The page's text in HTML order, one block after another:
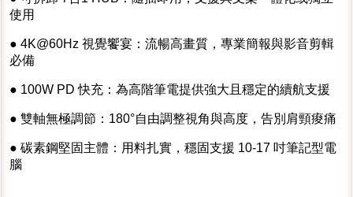
使用
● 4K@60Hz 視覺饗宴：流暢高畫質，專業簡報與影音剪輯
必備
● 100W PD 快充：為高階筆電提供強大且穩定的續航支援
● 雙軸無極調節：180°自由調整視角與高度，告別肩頸痠痛
● 碳素鋼堅固主體：用料扎實，穩固支援 10-17 吋筆記型電
腦